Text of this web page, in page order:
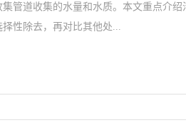
管道收集的水量和水质。本文重点介
性除去，再对比其他处...